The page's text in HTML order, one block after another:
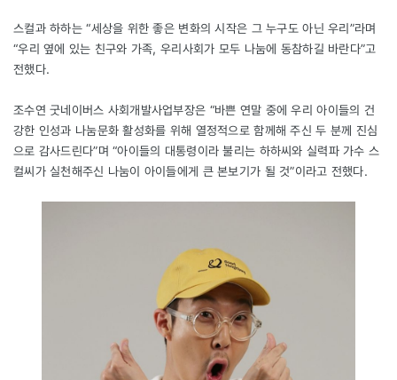
스컬과 하하는 “세상을 위한 좋은 변화의 시작은 그 누구도 아닌 우리”라며
“우리 옆에 있는 친구와 가족, 우리사회가 모두 나눔에 동참하길 바란다”고
전했다.
조수연 굿네이버스 사회개발사업부장은 “바쁜 연말 중에 우리 아이들의 건
강한 인성과 나눔문화 활성화를 위해 열정적으로 함께해 주신 두 분께 진심
으로 감사드린다”며 “아이들의 대통령이라 불리는 하하씨와 실력파 가수 스
컬씨가 실천해주신 나눔이 아이들에게 큰 본보기가 될 것”이라고 전했다.